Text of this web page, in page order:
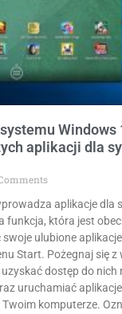
Windows
aplikacji dla
aplikacje dla
funkcja, która jest
ulubione
Start. Pożegnaj się z
dostęp do
uruchamiać
komputerze.